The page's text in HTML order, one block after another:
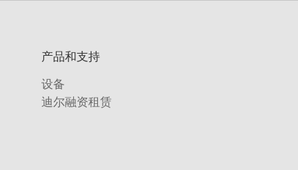
产品和支持
设备
迪尔融资租赁